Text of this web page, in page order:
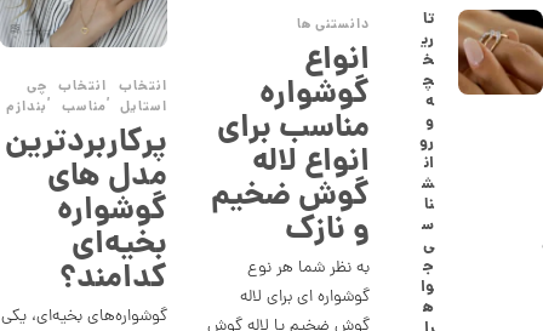
انتخاب
استایل ,انتخاب
مناسب ,چی
بندازم
پرکاربردترین
مدل های
گوشواره
بخیه‌ای
کدامند؟
گوشواره‌های بخیه‌ای، یکی
دانستنی ها
انواع
گوشواره
مناسب برای
انواع لاله
گوش ضخیم
و نازک
به نظر شما هر نوع
گوشواره ای برای لاله
تا
ری
خ
چ
ه
و
رو
ان
ش
نا
س
ی
ج
وا
ه
2
0
0
0
ت
و
م
ا
ن